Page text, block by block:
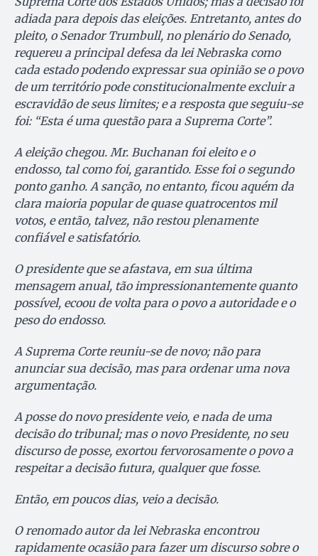
adiada para depois das eleições. Entretanto, antes do
pleito, o Senador Trumbull, no plenário do Senado,
requereu a principal defesa da lei Nebraska como
cada estado podendo expressar sua opinião se o povo
de um território pode constitucionalmente excluir a
escravidão de seus limites; e a resposta que seguiu-se
foi: “Esta é uma questão para a Suprema Corte”.
A eleição chegou. Mr. Buchanan foi eleito e o
endosso, tal como foi, garantido. Esse foi o segundo
ponto ganho. A sanção, no entanto, ficou aquém da
clara maioria popular de quase quatrocentos mil
votos, e então, talvez, não restou plenamente
confiável e satisfatório.
O presidente que se afastava, em sua última
mensagem anual, tão impressionantemente quanto
possível, ecoou de volta para o povo a autoridade e o
peso do endosso.
A Suprema Corte reuniu-se de novo; não para
anunciar sua decisão, mas para ordenar uma nova
argumentação.
A posse do novo presidente veio, e nada de uma
decisão do tribunal; mas o novo Presidente, no seu
discurso de posse, exortou fervorosamente o povo a
respeitar a decisão futura, qualquer que fosse.
Então, em poucos dias, veio a decisão.
O renomado autor da lei Nebraska encontrou
rapidamente ocasião para fazer um discurso sobre o